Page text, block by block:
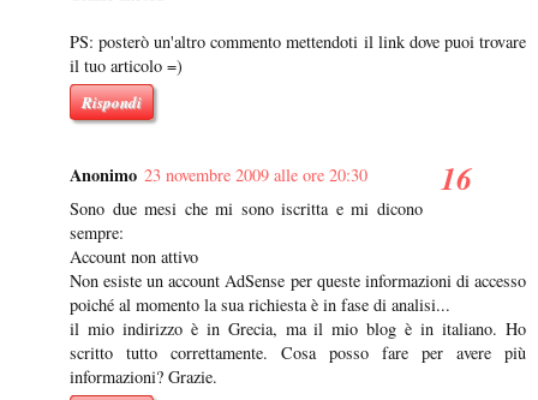
PS: posterò un'altro commento mettendoti il link dove puoi trovare
il tuo articolo =)
Rispondi
Anonimo 23 novembre 2009 alle ore 20:30
Sono due mesi che mi sono iscritta e mi dicono
sempre:
Account non attivo
Non esiste un account AdSense per queste informazioni di accesso
poiché al momento la sua richiesta è in fase di analisi...
il mio indirizzo è in Grecia, ma il mio blog è in italiano. Ho
scritto tutto correttamente. Cosa posso fare per avere più
informazioni? Grazie.